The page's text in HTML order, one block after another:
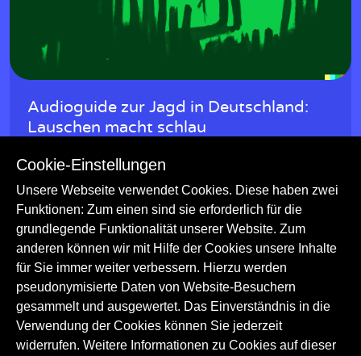
Audioguide zur Jagd in Deutschland:
Lauschen macht schlau
Lauschen macht schlau: Der Audioguide zur Ausstellung
behandelt die spezifischen historischen Hintergründe der Jagd
in Deutschland und deren Weiterbestehen bis heute.
Jagdwesen Naturkunde
Geschichte
Natur und Umwelt
Cookie-Einstellungen
Unsere Webseite verwendet Cookies. Diese haben zwei
Funktionen: Zum einen sind sie erforderlich für die
grundlegende Funktionalität unserer Website. Zum
anderen können wir mit Hilfe der Cookies unsere Inhalte
für Sie immer weiter verbessern. Hierzu werden
pseudonymisierte Daten von Website-Besuchern
gesammelt und ausgewertet. Das Einverständnis in die
Verwendung der Cookies können Sie jederzeit
widerrufen. Weitere Informationen zu Cookies auf dieser